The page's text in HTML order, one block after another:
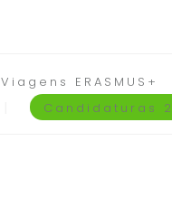
Viagens ERASMUS+
Candidaturas